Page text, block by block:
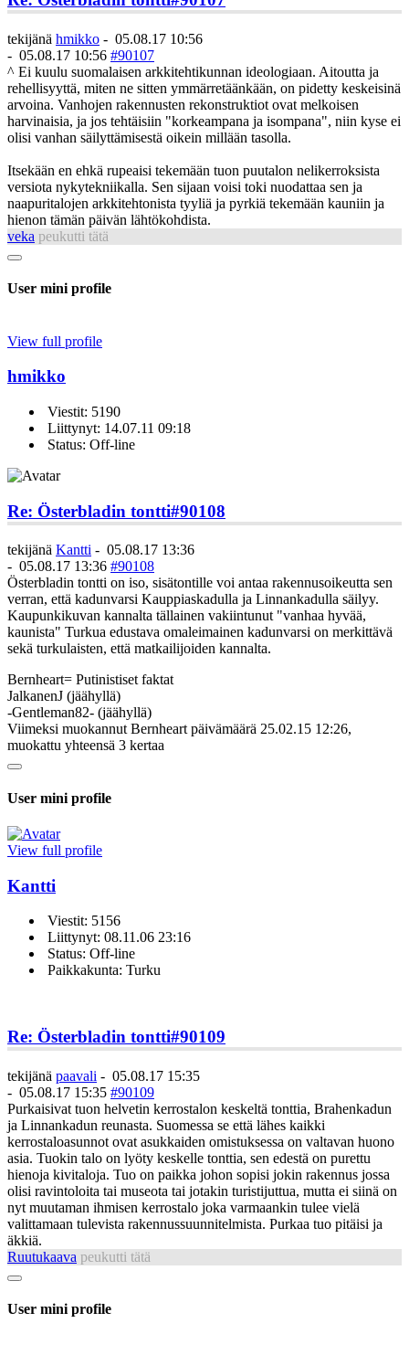
tekijänä hmikko - 05.08.17 10:56
- 05.08.17 10:56 #90107
^ Ei kuulu suomalaisen arkkitehtikunnan ideologiaan. Aitoutta ja
rehellisyyttä, miten ne sitten ymmärretäänkään, on pidetty keskeisinä
arvoina. Vanhojen rakennusten rekonstruktiot ovat melkoisen
harvinaisia, ja jos tehtäisiin "korkeampana ja isompana", niin kyse ei
olisi vanhan säilyttämisestä oikein millään tasolla.
Itsekään en ehkä rupeaisi tekemään tuon puutalon nelikerroksista
versiota nykytekniikalla. Sen sijaan voisi toki nuodattaa sen ja
naapuritalojen arkkitehtonista tyyliä ja pyrkiä tekemään kauniin ja
hienon tämän päivän lähtökohdista.
veka peukutti tätä
User mini profile
View full profile
hmikko
Viestit: 5190
Liittynyt: 14.07.11 09:18
Status: Off-line
Re: Österbladin tontti#90108
tekijänä Kantti - 05.08.17 13:36
- 05.08.17 13:36 #90108
Österbladin tontti on iso, sisätontille voi antaa rakennusoikeutta sen
verran, että kadunvarsi Kauppiaskadulla ja Linnankadulla säilyy.
Kaupunkikuvan kannalta tällainen vakiintunut "vanhaa hyvää,
kaunista" Turkua edustava omaleimainen kadunvarsi on merkittävä
sekä turkulaisten, että matkailijoiden kannalta.
Bernheart= Putinistiset faktat
JalkanenJ (jäähyllä)
-Gentleman82- (jäähyllä)
Viimeksi muokannut Bernheart päivämäärä 25.02.15 12:26,
muokattu yhteensä 3 kertaa
User mini profile
View full profile
Kantti
Viestit: 5156
Liittynyt: 08.11.06 23:16
Status: Off-line
Paikkakunta: Turku
Re: Österbladin tontti#90109
tekijänä paavali - 05.08.17 15:35
- 05.08.17 15:35 #90109
Purkaisivat tuon helvetin kerrostalon keskeltä tonttia, Brahenkadun
ja Linnankadun reunasta. Suomessa se että lähes kaikki
kerrostaloasunnot ovat asukkaiden omistuksessa on valtavan huono
asia. Tuokin talo on lyöty keskelle tonttia, sen edestä on purettu
hienoja kivitaloja. Tuo on paikka johon sopisi jokin rakennus jossa
olisi ravintoloita tai museota tai jotakin turistijuttua, mutta ei siinä on
nyt muutaman ihmisen kerrostalo joka varmaankin tulee vielä
valittamaan tulevista rakennussuunnitelmista. Purkaa tuo pitäisi ja
äkkiä.
Ruutukaava peukutti tätä
User mini profile